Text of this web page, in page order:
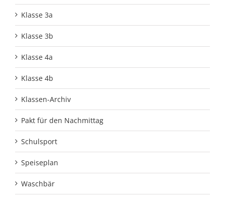
Klasse 3a
Klasse 3b
Klasse 4a
Klasse 4b
Klassen-Archiv
Pakt für den Nachmittag
Schulsport
Speiseplan
Waschbär